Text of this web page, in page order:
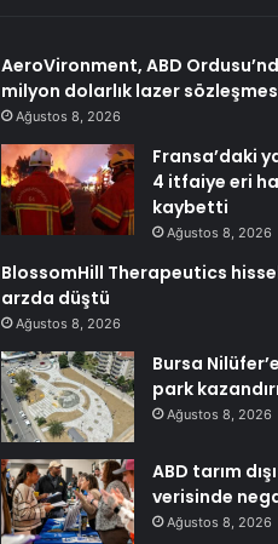
AeroVironment, ABD
milyon dolarlık lazer
Ağustos 8, 2026
Fransa’daki
4 itfaiye eri
kaybetti
Ağustos 8, 2026
BlossomHill Therapeutics
arzda düştü
Ağustos 8, 2026
Bursa
park
Ağustos 8, 2026
ABD tarım
verisinde
Ağustos 8, 2026